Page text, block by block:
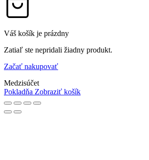
Váš košík je prázdny
Zatiaľ ste nepridali žiadny produkt.
Začať nakupovať
Medzisúčet
Pokladňa Zobraziť košík